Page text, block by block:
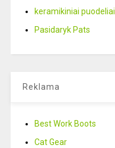
keramikiniai puodeliai
Pasidaryk Pats
Reklama
Best Work Boots
Cat Gear